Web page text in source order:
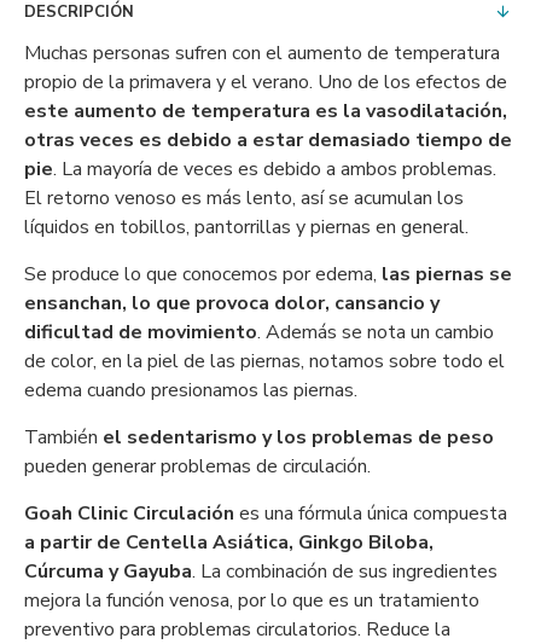
DESCRIPCIÓN
Muchas personas sufren con el aumento de temperatura
propio de la primavera y el verano. Uno de los efectos de
este aumento de temperatura es la vasodilatación,
otras veces es debido a estar demasiado tiempo de
pie. La mayoría de veces es debido a ambos problemas.
El retorno venoso es más lento, así se acumulan los
líquidos en tobillos, pantorrillas y piernas en general.
Se produce lo que conocemos por edema, las piernas se
ensanchan, lo que provoca dolor, cansancio y
dificultad de movimiento. Además se nota un cambio
de color, en la piel de las piernas, notamos sobre todo el
edema cuando presionamos las piernas.
También el sedentarismo y los problemas de peso
pueden generar problemas de circulación.
Goah Clinic Circulación es una fórmula única compuesta
a partir de Centella Asiática, Ginkgo Biloba,
Cúrcuma y Gayuba. La combinación de sus ingredientes
mejora la función venosa, por lo que es un tratamiento
preventivo para problemas circulatorios. Reduce la